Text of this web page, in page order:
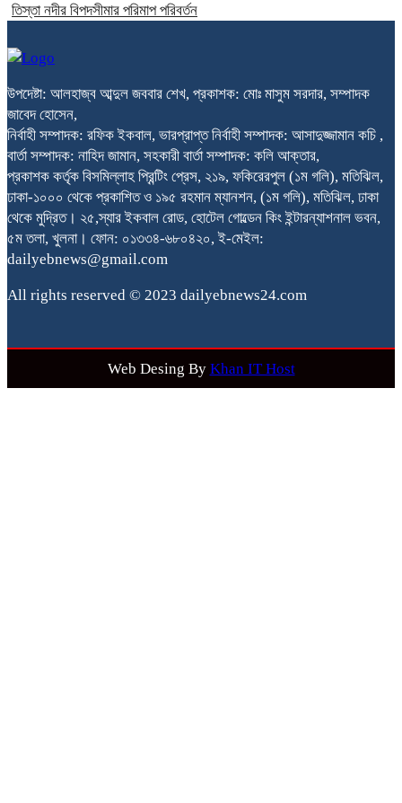
তিস্তা নদীর বিপদসীমার পরিমাপ পরিবর্তন
উপদেষ্টা: আলহাজ্ব আব্দুল জববার শেখ, প্রকাশক: মোঃ মাসুম সরদার, সম্পাদক
জাবেদ হোসেন,
নির্বাহী সম্পাদক: রফিক ইকবাল, ভারপ্রাপ্ত নির্বাহী সম্পাদক: আসাদুজ্জামান কচি ,
বার্তা সম্পাদক: নাহিদ জামান, সহকারী বার্তা সম্পাদক: কলি আক্তার,
প্রকাশক কর্তৃক বিসমিল্লাহ প্রিন্টিং প্রেস, ২১৯, ফকিরেরপুল (১ম গলি), মতিঝিল,
ঢাকা-১০০০ থেকে প্রকাশিত ও ১৯৫ রহমান ম্যানশন, (১ম গলি), মতিঝিল, ঢাকা
থেকে মুদ্রিত। ২৫,স্যার ইকবাল রোড, হোটেল গোল্ডেন কিং ইন্টারন্যাশনাল ভবন,
৫ম তলা, খুলনা। ফোন: ০১৩৩৪-৬৮০৪২০, ই-মেইল:
dailyebnews@gmail.com
All rights reserved © 2023 dailyebnews24.com
Web Desing By Khan IT Host